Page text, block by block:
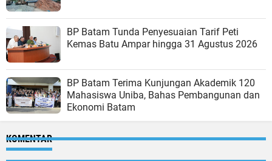
BP Batam Tunda Penyesuaian Tarif Peti
Kemas Batu Ampar hingga 31 Agustus 2026
BP Batam Terima Kunjungan Akademik 120
Mahasiswa Uniba, Bahas Pembangunan dan
Ekonomi Batam
KOMENTAR